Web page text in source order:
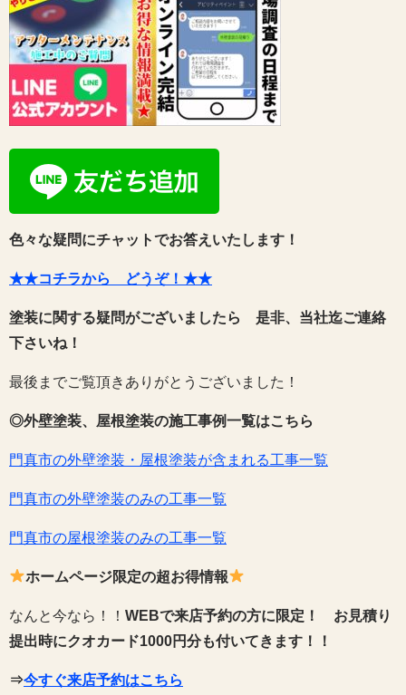
色々な疑問にチャットでお答えいたします！
★★コチラから どうぞ！★★
塗装に関する疑問がございましたら 是非、当社迄ご連絡
下さいね！
最後までご覧頂きありがとうございました！
◎外壁塗装、屋根塗装の施工事例一覧はこちら
門真市の外壁塗装・屋根塗装が含まれる工事一覧
門真市の外壁塗装のみの工事一覧
門真市の屋根塗装のみの工事一覧
ホームページ限定の超お得情報
なんと今なら！！ WEBで来店予約の方に限定！
お見積り
提出時にクオカード1000円分も付いてきます！！
⇒今すぐ来店予約はこちら